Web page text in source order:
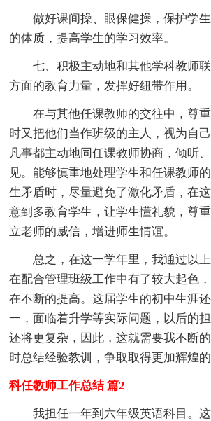
做好课间操、眼保健操，保护学
的体质，提高学生的学习效率。
七、积极主动地和其他学科教师
方面的教育力量，发挥好纽带作用。
在与其他任课教师的交往中，尊
时又把他们当作班级的主人，视为自己
凡事都主动地同任课教师协商，倾听
见。能够慎重地处理学生和任课教师
生矛盾时，尽量避免了激化矛盾，在
意到多教育学生，让学生懂礼貌，尊
立老师的威信，增进师生情谊。
总之，在这一学年里，我通过以
在配合管理班级工作中有了较大起色
在不断的提高。这届学生的初中生涯
一，面临着升学等实际问题，以后的
还将更复杂，因此，这就需要我不断
时总结经验教训，争取取得更加辉煌的
科任教师工作总结 篇2
我担任一年到六年级英语科目。